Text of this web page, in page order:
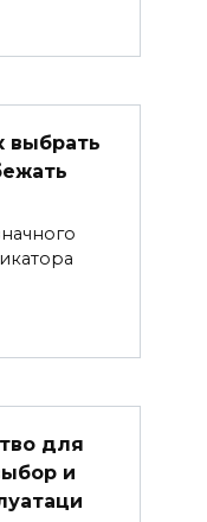
выбрать
для
и